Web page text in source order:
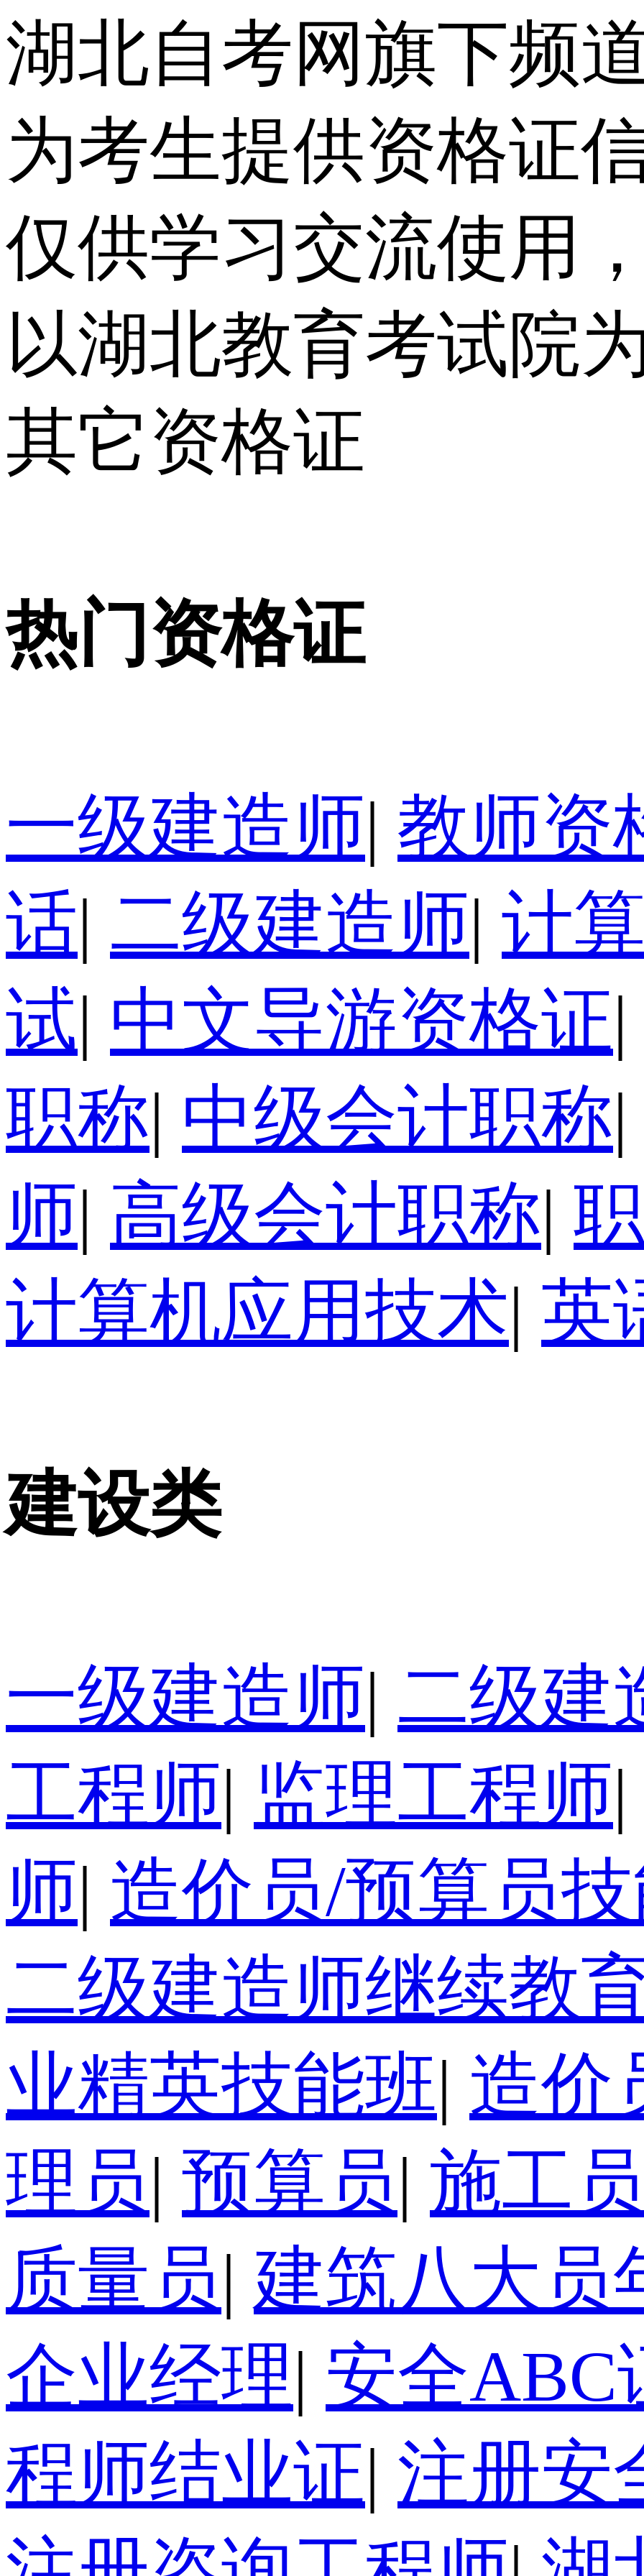
湖北自考网旗下频
为考生提供资格证
仅供学习交流使用
以湖北教育考试院
其它资格证
热门资格证
一级建造师| 教师资
话| 二级建造师| 计
试| 中文导游资格证|
职称| 中级会计职称|
师| 高级会计职称|
计算机应用技术| 英
建设类
一级建造师| 二级建
工程师| 监理工程师|
师| 造价员/预算员
二级建造师继续教
业精英技能班| 造价
理员| 预算员| 施工
质量员| 建筑八大员
企业经理| 安全ABC
程师结业证| 注册安